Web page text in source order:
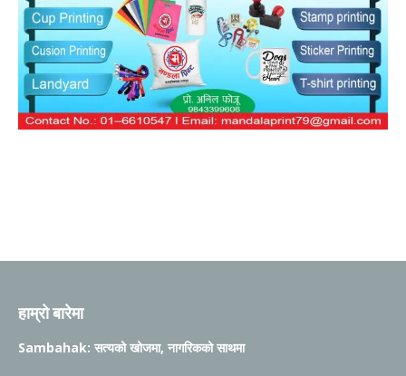
हाम्रो बारेमा
Sambahak: सत्यको खोजमा, नागरिकको साथमा